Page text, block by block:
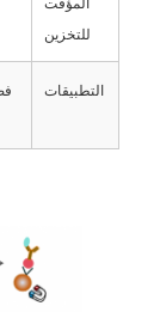
جولة في
ضبط الجودة
المؤقت
للتخزين
التطبيقات